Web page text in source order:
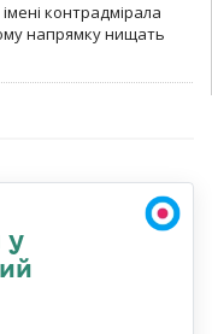
контрадмірала
напрямку нищать
у